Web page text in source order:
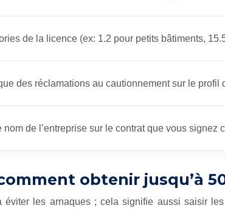
de la licence (ex: 1.2 pour petits bâtiments,
des réclamations au cautionnement sur le
nom de l’entreprise sur le contrat que vous
obtenir jusqu’à
les arnaques ; cela signifie aussi saisir